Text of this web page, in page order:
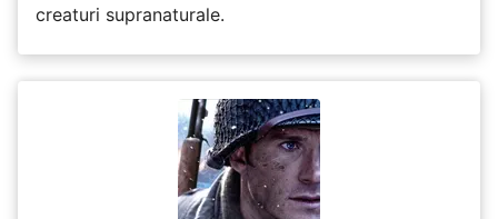
creaturi supranaturale.